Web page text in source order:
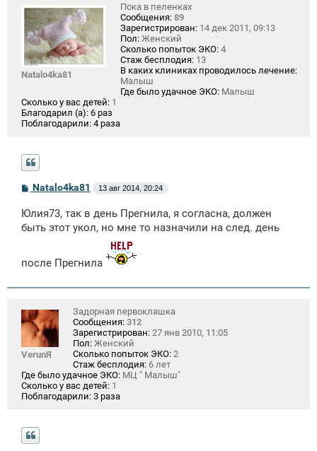
Natalo4ka81
Пока в пеленках
Сообщения: 89
Зарегистрирован: 14 дек 2011, 09:13
Пол: Женский
Сколько попыток ЭКО: 4
Стаж бесплодия: 13
В каких клиниках проводилось лечение:
Малыш
Где было удачное ЭКО: Малыш
Сколько у вас детей: 1
Благодарил (а): 6 раз
Поблагодарили: 4 раза
С
о
б
щ
е
Natalo4ka81 13 авг 2014, 20:24
Юлия73, так в день Прегнила, я согласна, должен
быть этот укол, но мне то назначили на след. день
после Прегнила
VerunЯ
Задорная первоклашка
Сообщения: 312
Зарегистрирован: 27 янв 2010, 11:05
Пол: Женский
Сколько попыток ЭКО: 2
Стаж бесплодия: 6 лет
Где было удачное ЭКО: МЦ " Малыш"
Сколько у вас детей: 1
Поблагодарили: 3 раза